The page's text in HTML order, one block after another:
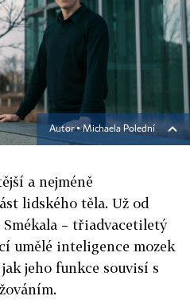
Autor ▪Michaela Polední
a nejméně
lidského těla. Už od
– třiadvacetiletý
umělé inteligence mozek
jeho funkce souvisí s